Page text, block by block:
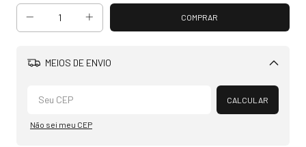
MEIOS DE ENVIO
Alterar CEP
CALCULAR
Não sei meu CEP